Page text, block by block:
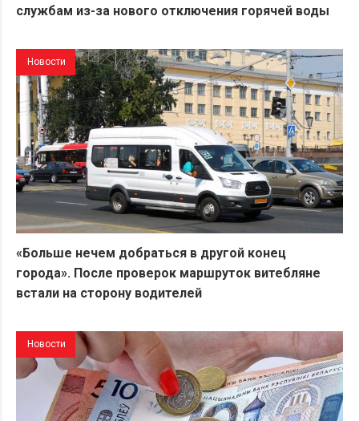
службам из-за нового отключения горячей воды
Новости
«Больше нечем добраться в другой конец
города». После проверок маршруток витебляне
встали на сторону водителей
Новости